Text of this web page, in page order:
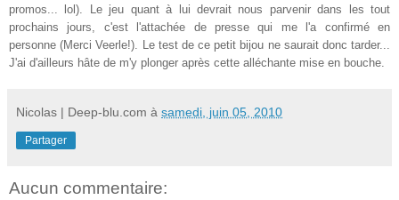
promos... lol). Le jeu quant à lui devrait nous parvenir dans les tout
prochains jours, c'est l'attachée de presse qui me l'a confirmé en
personne (Merci Veerle!). Le test de ce petit bijou ne saurait donc tarder...
J'ai d'ailleurs hâte de m'y plonger après cette alléchante mise en bouche.
Nicolas | Deep-blu.com à samedi, juin 05, 2010
Partager
Aucun commentaire: